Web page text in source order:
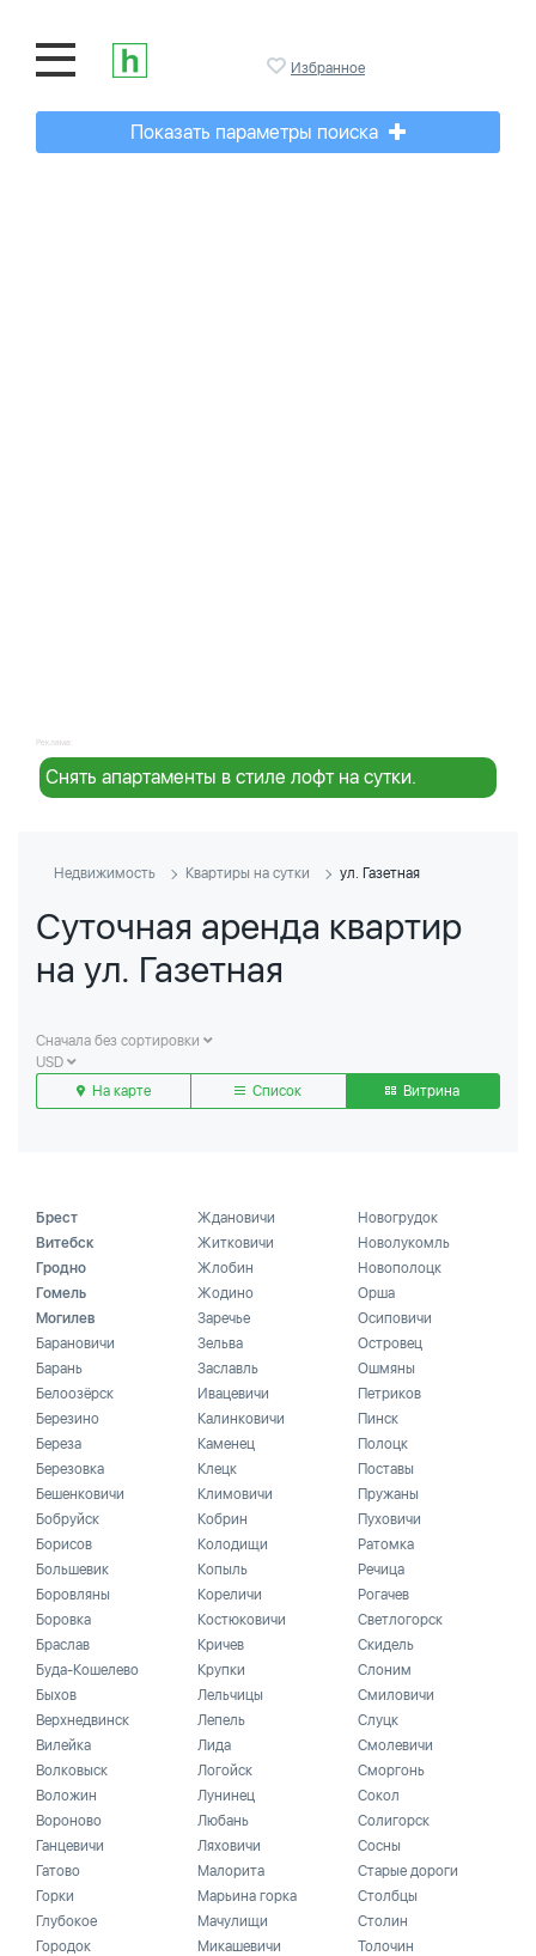
Избранное
Показать параметры поиска
Реклама:
Снять апартаменты в стиле лофт на сутки.
Недвижимость Квартиры на сутки ул. Газетная
Суточная аренда квартир
на ул. Газетная
Сначала без сортировки
USD
На карте
Список Витрина
Брест
Витебск
Гродно
Гомель
Могилев
Барановичи
Барань
Белоозёрск
Березино
Береза
Березовка
Бешенковичи
Бобруйск
Борисов
Большевик
Боровляны
Боровка
Браслав
Буда-Кошелево
Быхов
Верхнедвинск
Вилейка
Волковыск
Воложин
Вороново
Ганцевичи
Гатово
Горки
Глубокое
Городок
Ждановичи
Житковичи
Жлобин
Жодино
Заречье
Зельва
Заславль
Ивацевичи
Калинковичи
Каменец
Клецк
Климовичи
Кобрин
Колодищи
Копыль
Кореличи
Костюковичи
Кричев
Крупки
Лельчицы
Лепель
Лида
Логойск
Лунинец
Любань
Ляховичи
Малорита
Марьина горка
Мачулищи
Микашевичи
Новогрудок
Новолукомль
Новополоцк
Орша
Осиповичи
Островец
Ошмяны
Петриков
Пинск
Полоцк
Поставы
Пружаны
Пуховичи
Ратомка
Речица
Рогачев
Светлогорск
Скидель
Слоним
Смиловичи
Слуцк
Смолевичи
Сморгонь
Сокол
Солигорск
Сосны
Старые дороги
Столбцы
Столин
Толочин